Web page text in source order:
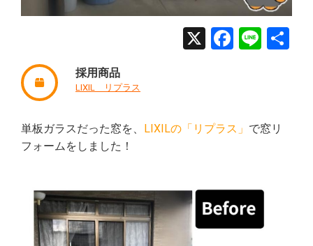
X Line
採用商品
LIXIL リプラス
単板ガラスだった窓を、 LIXILの「リプラス」 で窓リ
フォームをしました！